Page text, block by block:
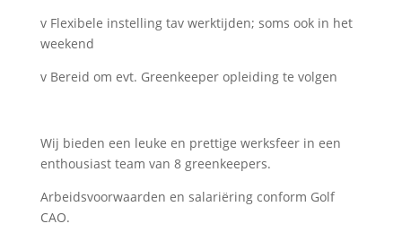
v Flexibele instelling tav werktijden; soms ook in het
weekend
v Bereid om evt. Greenkeeper opleiding te volgen
Wij bieden een leuke en prettige werksfeer in een
enthousiast team van 8 greenkeepers.
Arbeidsvoorwaarden en salariëring conform Golf
CAO.